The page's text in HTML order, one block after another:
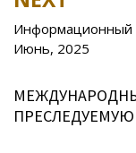
Информационный
Июнь, 2025